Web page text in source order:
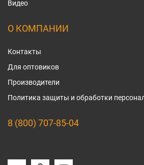
Видео
О КОМПАНИИ
Контакты
Для оптовиков
Производители
Политика защиты и обработки
8 (800) 707-85-04